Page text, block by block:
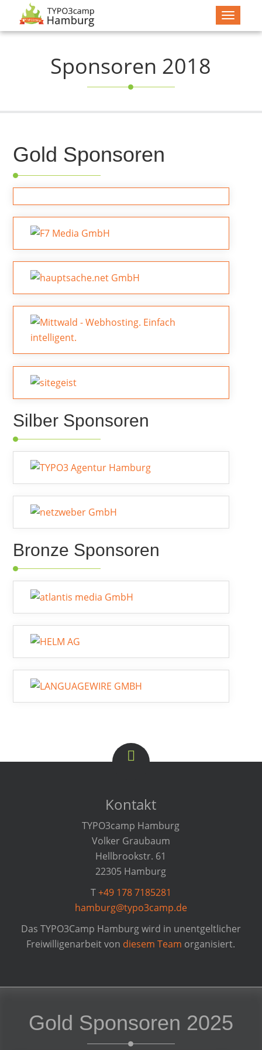
zeigen
Sponsoren 2018
Gold Sponsoren
Silber Sponsoren
Bronze Sponsoren
Kontakt
TYPO3camp Hamburg
Volker Graubaum
Hellbrookstr. 61
22305 Hamburg
T+49 178 7185281
hamburg@typo3camp.de
Das TYPO3Camp Hamburg wird in unentgeltlicher
Freiwilligenarbeit von diesem Team organisiert.
Gold Sponsoren 2025